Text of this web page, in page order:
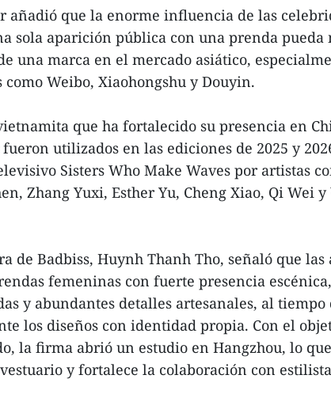
añadió que la enorme influencia de las
sola aparición pública con una prenda
una marca en el mercado asiático,
Weibo, Xiaohongshu y Douyin.
que ha fortalecido su presencia en
fueron utilizados en las ediciones de 2025 y
Sisters Who Make Waves por artistas
Zhang Yuxi, Esther Yu, Cheng Xiao, Qi Wei
de Badbiss, Huynh Thanh Tho, señaló que las
femeninas con fuerte presencia
y abundantes detalles artesanales, al tiempo
los diseños con identidad propia. Con el
la firma abrió un estudio en Hangzhou, lo
y fortalece la colaboración con